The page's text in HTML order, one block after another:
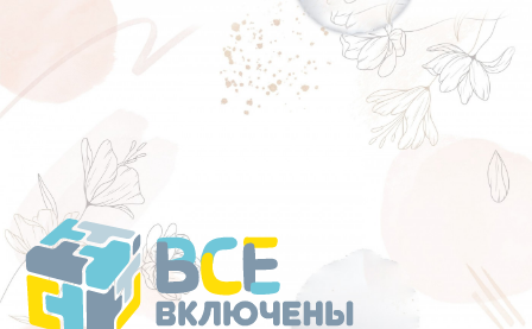
Перейти
к
содержанию